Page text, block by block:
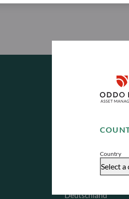
Country
Select
Accept
ODDO BHF
40217 Düsseldorf
+49 (0) 211 239
Gallusanlage 8
Deutschland